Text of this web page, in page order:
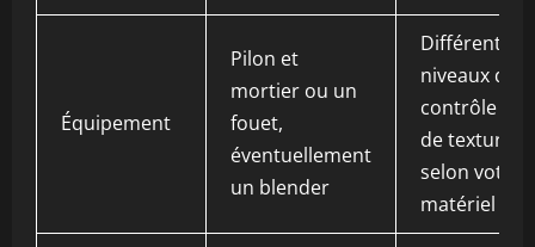
Équipement
Pilon et
mortier ou un
fouet,
éventuellement
un blender
Différents
niveaux de
contrôle et
de texture
selon votre
matériel